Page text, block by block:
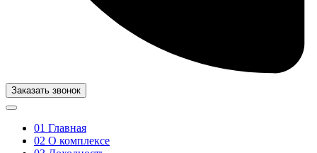
Заказать звонок
01 Главная
02 О комплексе